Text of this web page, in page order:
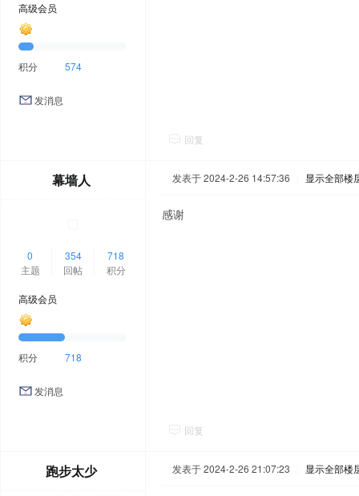
高级会员
积分 574
发消息
回复
幕墙人
0
主题
354
回帖
718
积分
高级会员
积分 718
发消息
发表于 2024-2-26 14:57:36 显示全部楼
感谢
回复
跑步太少 发表于 2024-2-26 21:07:23 显示全部楼